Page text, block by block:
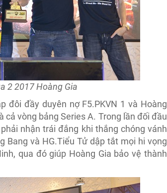
2 2017 Hoàng Gia
đôi đầy duyên nợ F5.PKVN 1 và Hoàng
cả vòng bảng Series A. Trong lần đối đầu
nhận trái đắng khi thắng chóng vánh
Bang và HG.Tiểu Tử dập tắt mọi hi vọng
qua đó giúp Hoàng Gia bảo vệ thành